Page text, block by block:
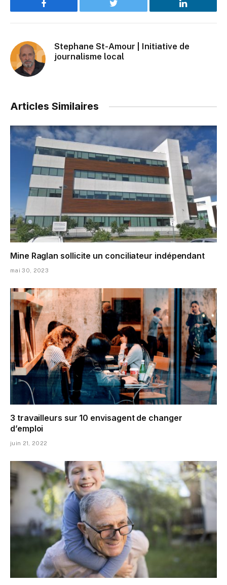
Facebook Twitter LinkedIn
Stephane St-Amour | Initiative de
journalisme local
Articles Similaires
Mine Raglan sollicite un conciliateur indépendant
mai 30, 2023
3 travailleurs sur 10 envisagent de changer
d’emploi
juin 21, 2022